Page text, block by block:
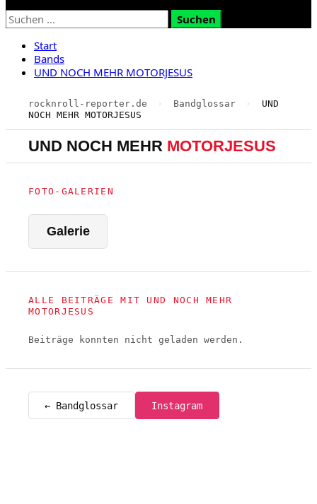
Suchen
nach:
Start
Bands
UND NOCH MEHR MOTORJESUS
rocknroll-reporter.de › Bandglossar ›
UND
NOCH MEHR MOTORJESUS
UND NOCH MEHR MOTORJESUS
FOTO-GALERIEN
Galerie
ALLE BEITRÄGE MIT UND NOCH MEHR
MOTORJESUS
Beiträge konnten nicht geladen werden.
← Bandglossar Instagram